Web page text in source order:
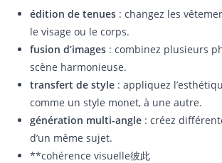
édition de tenues : changez les
le visage ou le corps.
fusion d’images : combinez plusieurs
scène harmonieuse.
transfert de style : appliquez
comme un style monet, à une autre.
génération multi-angle : créez
d’un même sujet.
**cohérence visuelle彼此